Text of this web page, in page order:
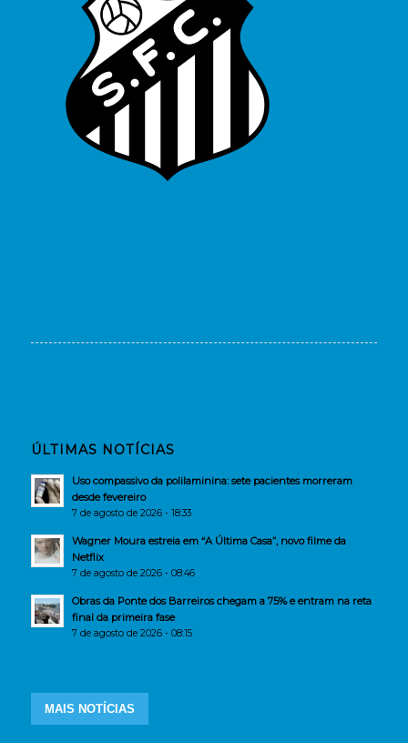
ÚLTIMAS NOTÍCIAS
Uso compassivo da polilaminina: sete pacientes morreram
desde fevereiro
7 de agosto de 2026 - 18:33
Wagner Moura estreia em “A Última Casa”, novo filme da
Netflix
7 de agosto de 2026 - 08:46
Obras da Ponte dos Barreiros chegam a 75% e entram na reta
final da primeira fase
7 de agosto de 2026 - 08:15
MAIS NOTÍCIAS